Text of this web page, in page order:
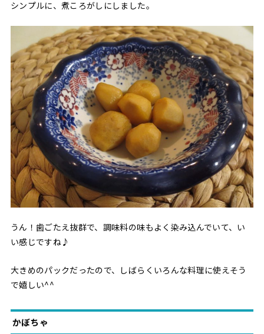
シンプルに、煮ころがしにしました。
うん！歯ごたえ抜群で、調味料の味もよく染み込んでいて、い
い感じですね♪
大きめのパックだったので、しばらくいろんな料理に使えそう
で嬉しい^^
かぼちゃ